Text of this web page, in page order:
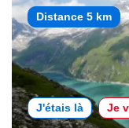
Distance 5 km
J'étais là Je